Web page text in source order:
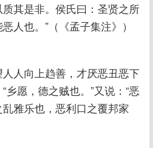
其是非。侯氏曰：圣贤之所
人也。”（《孟子集注》）
人向上趋善，才厌恶丑恶下
乡愿，德之贼也。”又说：“恶
雅乐也，恶利口之覆邦家